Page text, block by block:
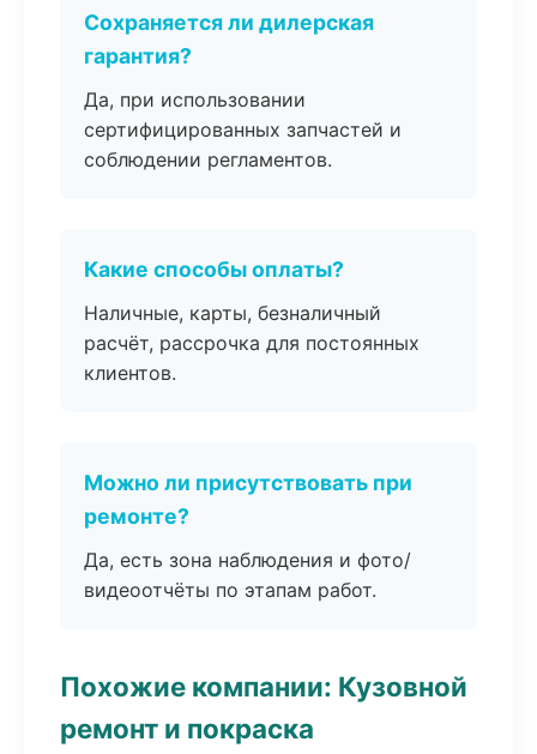
Сохраняется ли дилерская
гарантия?
Да, при использовании
сертифицированных запчастей и
соблюдении регламентов.
Какие способы оплаты?
Наличные, карты, безналичный
расчёт, рассрочка для постоянных
клиентов.
Можно ли присутствовать при
ремонте?
Да, есть зона наблюдения и фото/
видеоотчёты по этапам работ.
Похожие компании: Кузовной
ремонт и покраска